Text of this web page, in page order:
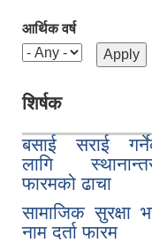
आर्थिक वर्ष
शिर्षक
बसाई सराई
लागि
फारमको ढाचा
सामाजिक सुरक्षा
नाम दर्ता फारम